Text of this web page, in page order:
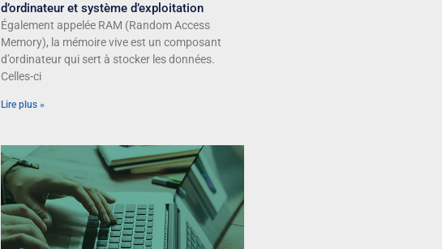
d’ordinateur et système d’exploitation
Également appelée RAM (Random Access
Memory), la mémoire vive est un composant
d’ordinateur qui sert à stocker les données.
Celles-ci
Lire plus »